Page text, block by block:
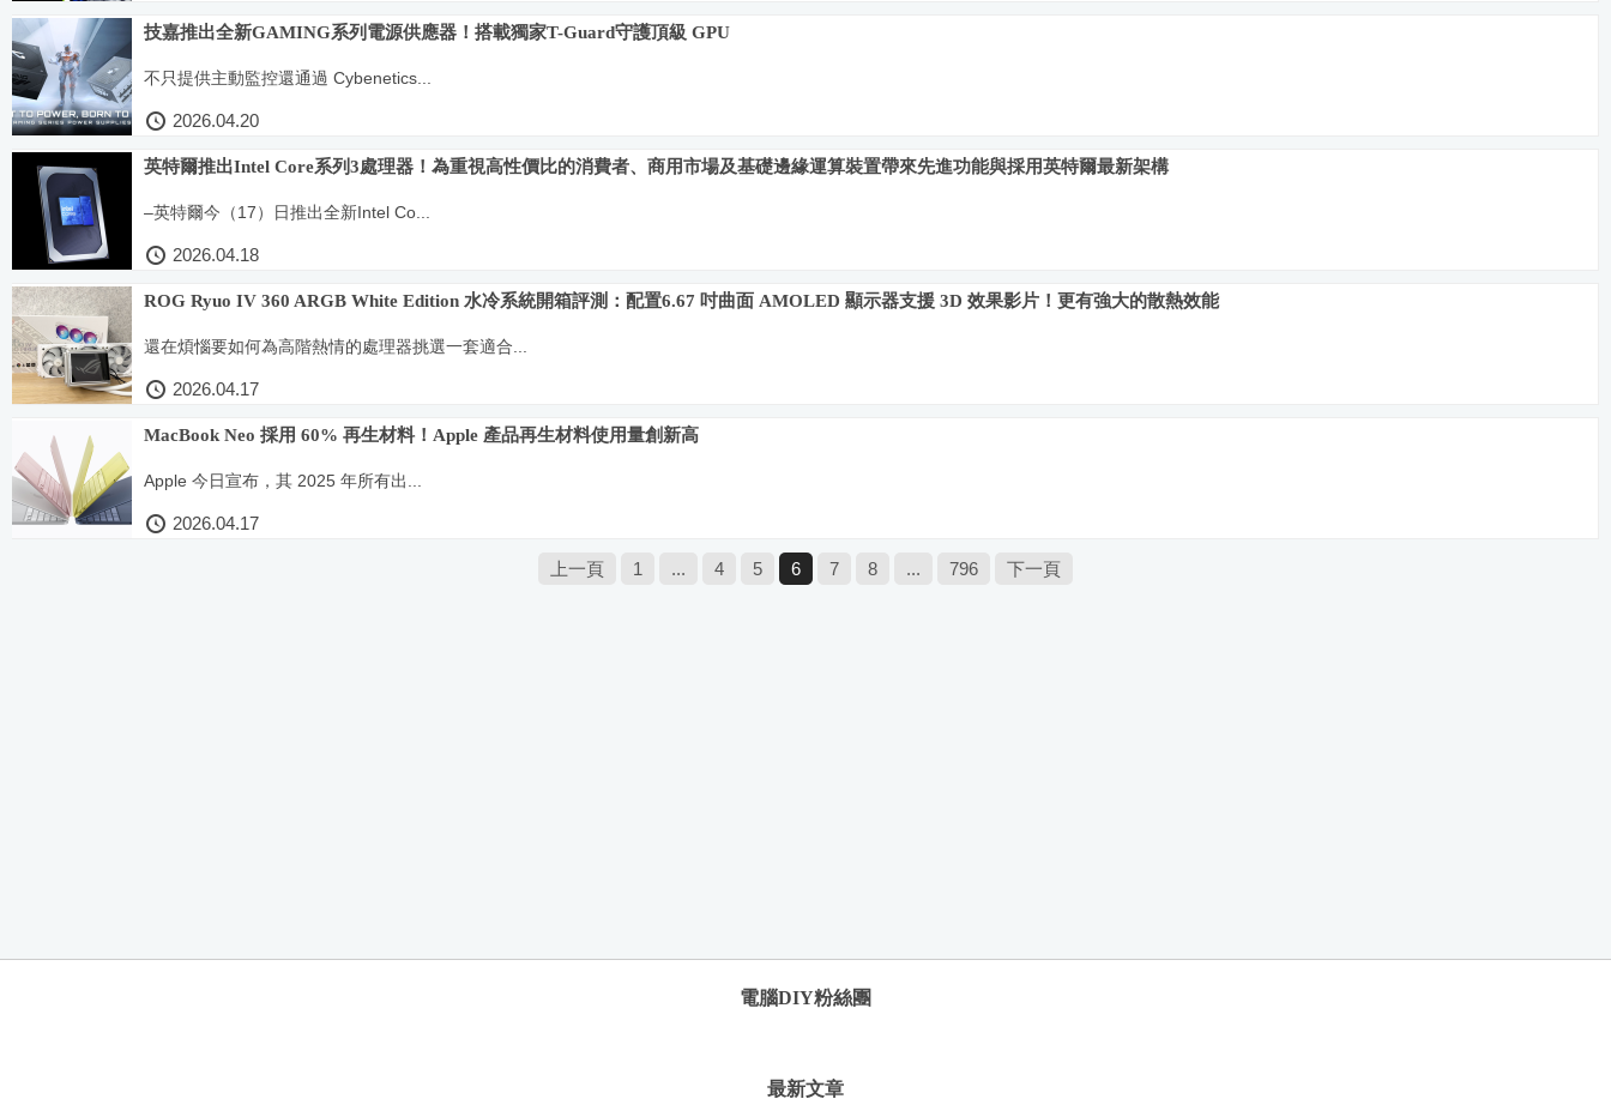
技嘉推出全新GAMING系列電源供應器！搭載獨家T-Guard守護頂級 GPU
不只提供主動監控還通過 Cybenetics...
2026.04.20
英特爾推出Intel Core系列3處理器！為重視高性價比的消費者、商用市場及基礎邊緣運算裝置帶來先進功能與採用英特爾最新架構
–英特爾今（17）日推出全新Intel Co...
2026.04.18
ROG Ryuo IV 360 ARGB White Edition 水冷系統開箱評測：配置6.67 吋曲面 AMOLED 顯示器支援 3D 效果影片！更有強大的散熱效能
還在煩惱要如何為高階熱情的處理器挑選一套適合...
2026.04.17
MacBook Neo 採用 60% 再生材料！Apple 產品再生材料使用量創新高
Apple 今日宣布，其 2025 年所有出...
2026.04.17
上一頁 1 ... 4 5 6 7 8 ... 796 下一頁
電腦DIY粉絲團
最新文章